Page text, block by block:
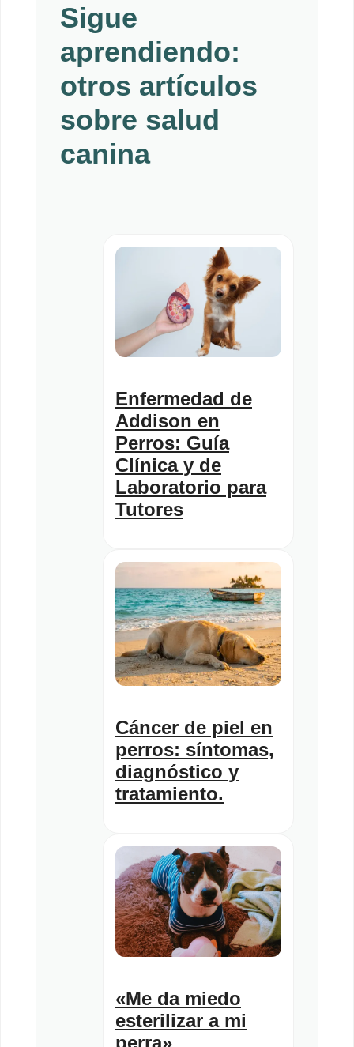
Sigue
aprendiendo:
otros artículos
sobre salud
canina
Enfermedad de
Addison en
Perros: Guía
Clínica y de
Laboratorio para
Tutores
Cáncer de piel en
perros: síntomas,
diagnóstico y
tratamiento.
«Me da miedo
esterilizar a mi